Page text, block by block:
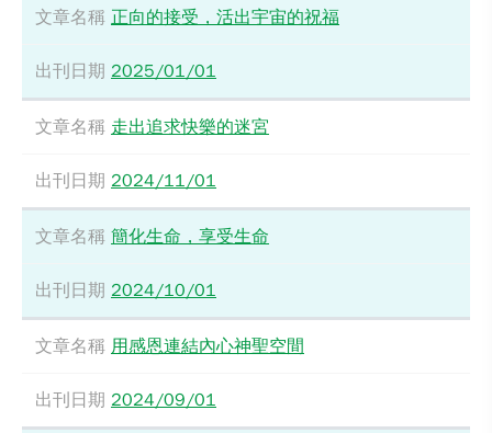
正向的接受，活出宇宙的祝福
2025/01/01
走出追求快樂的迷宮
2024/11/01
簡化生命，享受生命
2024/10/01
用感恩連結內心神聖空間
2024/09/01